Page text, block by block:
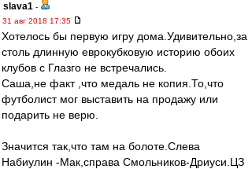
slava1 -
31 авг 2018 17:35
Хотелось бы первую игру дома.Удивительно,за
столь длинную еврокубковую историю обоих
клубов с Глазго не встречались.
Саша,не факт ,что медаль не копия.То,что
футболист мог выставить на продажу или
подарить не верю.
Значится так,что там на болоте.Слева
Набиулин -Мак,справа Смольников-Дриуси.ЦЗ